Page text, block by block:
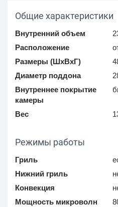
Общие характеристики
Внутренний объем
Расположение
Размеры (ШхВхГ)
Диаметр поддона
Внутреннее покрытие
камеры
Вес
Режимы работы
Гриль
Нижний гриль
Конвекция
Мощность микроволн